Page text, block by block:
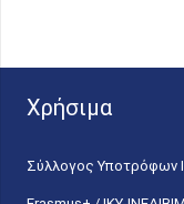
Χρήσιμα
Σύλλογος Υποτρόφων